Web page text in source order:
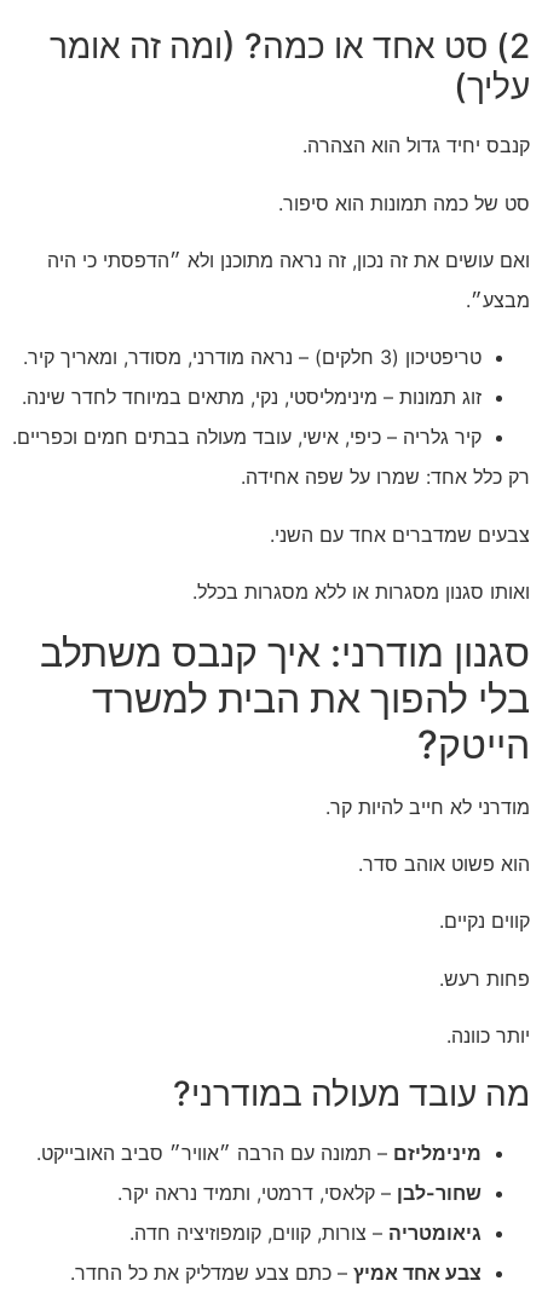
2) סט אחד או כמה? (ומה זה אומר
עליך)
קנבס יחיד גדול הוא הצהרה.
סט של כמה תמונות הוא סיפור.
ואם עושים את זה נכון, זה נראה מתוכנן ולא ״הדפסתי כי היה
מבצע״.
טריפטיכון (3 חלקים) – נראה מודרני, מסודר, ומאריך קיר.
זוג תמונות – מינימליסטי, נקי, מתאים במיוחד לחדר שינה.
קיר גלריה – כיפי, אישי, עובד מעולה בבתים חמים וכפריים.
רק כלל אחד: שמרו על שפה אחידה.
צבעים שמדברים אחד עם השני.
ואותו סגנון מסגרות או ללא מסגרות בכלל.
סגנון מודרני: איך קנבס משתלב
בלי להפוך את הבית למשרד
הייטק?
מודרני לא חייב להיות קר.
הוא פשוט אוהב סדר.
קווים נקיים.
פחות רעש.
יותר כוונה.
מה עובד מעולה במודרני?
מינימליזם – תמונה עם הרבה ״אוויר״ סביב האובייקט.
שחור-לבן – קלאסי, דרמטי, ותמיד נראה יקר.
גיאומטריה – צורות, קווים, קומפוזיציה חדה.
צבע אחד אמיץ – כתם צבע שמדליק את כל החדר.